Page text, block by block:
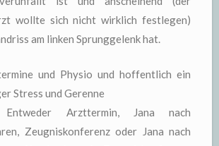
wollte sich nicht wirklich festlegen)
am linken Sprunggelenk hat.
und Physio und hoffentlich ein
Stress und Gerenne
Entweder Arzttermin, Jana nach
Zeugniskonferenz oder Jana nach